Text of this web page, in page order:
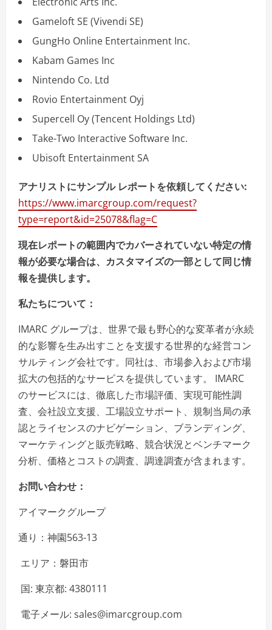
Gameloft SE (Vivendi SE)
GungHo Online Entertainment Inc.
Kabam Games Inc
Nintendo Co. Ltd
Rovio Entertainment Oyj
Supercell Oy (Tencent Holdings Ltd)
Take-Two Interactive Software Inc.
Ubisoft Entertainment SA
アナリストにサンプル レポートを依頼してください:
https://www.imarcgroup.com/request?
type=report&id=25078&flag=C
現在レポートの範囲内でカバーされていない特定の情
報が必要な場合は、カスタマイズの一部として同じ情
報を提供します。
私たちについて：
IMARC グループは、世界で最も野心的な変革者が永続
的な影響を生み出すことを支援する世界的な経営コン
サルティング会社です。同社は、市場参入および市場
拡大の包括的なサービスを提供しています。 IMARC
のサービスには、徹底した市場評価、実現可能性調
査、会社設立支援、工場設立サポート、規制当局の承
認とライセンスのナビゲーション、ブランディング、
マーケティングと販売戦略、競合状況とベンチマーク
分析、価格とコストの調査、調達調査が含まれます。
お問い合わせ：
アイマークグループ
通り：神園563-13
エリア：磐田市
国: 東京都: 4380111
電子メール: sales@imarcgroup.com